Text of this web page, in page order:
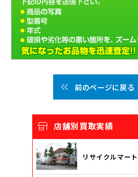
前のページに戻る
店舗別買取実績
リサイクルマート